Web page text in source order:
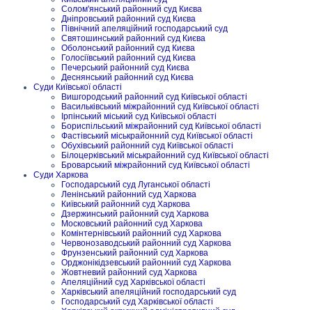
Солом'янський районний суд Києва
Дніпровський районний суд Києва
Північний апеляційний господарський суд
Святошинський районний суд Києва
Оболонський районний суд Києва
Голосіївський районний суд Києва
Печерський районний суд Києва
Деснянський районний суд Києва
Суди Київської області
Вишгородський районний суд Київської області
Васильківський міжрайонний суд Київської області
Ірпінський міський суд Київської області
Бориспільський міжрайонний суд Київської області
Фастівський міськрайонний суд Київської області
Обухівський районний суд Київської області
Білоцерківський міськрайонний суд Київської області
Броварський міжрайонний суд Київської області
Суди Харкова
Господарський суд Луганської області
Ленінський районний суд Харкова
Київський районний суд Харкова
Дзержинський районний суд Харкова
Московський районний суд Харкова
Комінтернівський районний суд Харкова
Червонозаводський районний суд Харкова
Фрунзенський районний суд Харкова
Орджонікідзевський районний суд Харкова
Жовтневий районний суд Харкова
Апеляційний суд Харківської області
Харківський апеляційний господарський суд
Господарський суд Харківської області